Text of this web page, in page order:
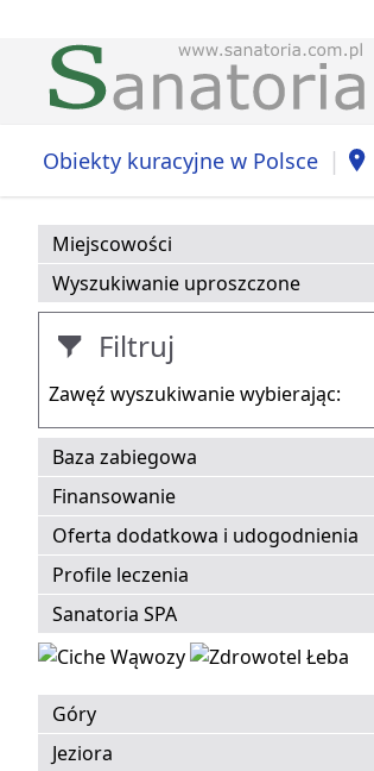
Obiekty kuracyjne w Polsce |
Miejscowości
Wyszukiwanie uproszczone
Filtruj
Zawęź wyszukiwanie wybierając:
Baza zabiegowa
Finansowanie
Oferta dodatkowa i udogodnienia
Profile leczenia
Sanatoria SPA
Góry
Jeziora